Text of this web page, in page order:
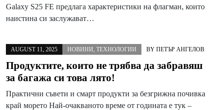
Galaxy S25 FE предлага характеристики на флагман, които
наистина си заслужават…
AUGUST 11, 2025 НОВИНИ, ТЕХНОЛОГИИ BY ПЕТЪР АНГЕЛОВ
Продуктите, които не трябва да забравяш
за багажа си това лято!
Практични съвети и смарт продукти за безгрижна почивка
край морето Най-очакваното време от годината е тук –